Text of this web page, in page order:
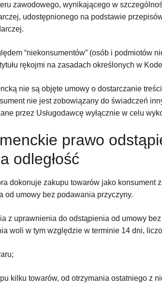
zawodowego, wynikającego w
udostępnionego na podstawie
“niekonsumentów” (osób i podmiotów
rękojmi na zasadach określonych w
nie są objęte umowy o dostarczanie
nie jest zobowiązany do świadczeń
przez Usługodawcę wyłącznie w celu
prawo
odległość
dokonuje zakupu towarów jako konsument
od umowy bez podawania przyczyny.
z uprawnienia do odstąpienia od umowy
woli w tym względzie w terminie 14 dni,
kilku towarów, od otrzymania ostatniego z